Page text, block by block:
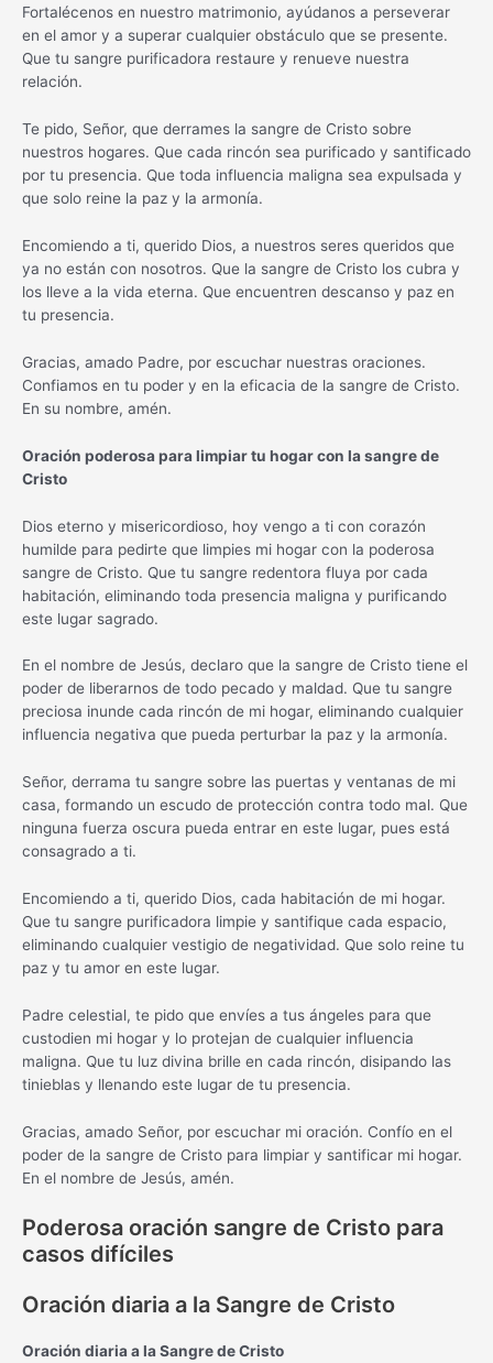
Fortalécenos en nuestro matrimonio, ayúdanos a perseverar
en el amor y a superar cualquier obstáculo que se presente.
Que tu sangre purificadora restaure y renueve nuestra
relación.
Te pido, Señor, que derrames la sangre de Cristo sobre
nuestros hogares. Que cada rincón sea purificado y santificado
por tu presencia. Que toda influencia maligna sea expulsada y
que solo reine la paz y la armonía.
Encomiendo a ti, querido Dios, a nuestros seres queridos que
ya no están con nosotros. Que la sangre de Cristo los cubra y
los lleve a la vida eterna. Que encuentren descanso y paz en
tu presencia.
Gracias, amado Padre, por escuchar nuestras oraciones.
Confiamos en tu poder y en la eficacia de la sangre de Cristo.
En su nombre, amén.
Oración poderosa para limpiar tu hogar con la sangre de
Cristo
Dios eterno y misericordioso, hoy vengo a ti con corazón
humilde para pedirte que limpies mi hogar con la poderosa
sangre de Cristo. Que tu sangre redentora fluya por cada
habitación, eliminando toda presencia maligna y purificando
este lugar sagrado.
En el nombre de Jesús, declaro que la sangre de Cristo tiene el
poder de liberarnos de todo pecado y maldad. Que tu sangre
preciosa inunde cada rincón de mi hogar, eliminando cualquier
influencia negativa que pueda perturbar la paz y la armonía.
Señor, derrama tu sangre sobre las puertas y ventanas de mi
casa, formando un escudo de protección contra todo mal. Que
ninguna fuerza oscura pueda entrar en este lugar, pues está
consagrado a ti.
Encomiendo a ti, querido Dios, cada habitación de mi hogar.
Que tu sangre purificadora limpie y santifique cada espacio,
eliminando cualquier vestigio de negatividad. Que solo reine tu
paz y tu amor en este lugar.
Padre celestial, te pido que envíes a tus ángeles para que
custodien mi hogar y lo protejan de cualquier influencia
maligna. Que tu luz divina brille en cada rincón, disipando las
tinieblas y llenando este lugar de tu presencia.
Gracias, amado Señor, por escuchar mi oración. Confío en el
poder de la sangre de Cristo para limpiar y santificar mi hogar.
En el nombre de Jesús, amén.
Poderosa oración sangre de Cristo para
casos difíciles
Oración diaria a la Sangre de Cristo
Oración diaria a la Sangre de Cristo